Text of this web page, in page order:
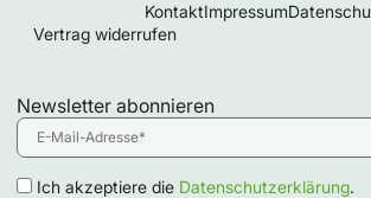
KontaktImpressum
Vertrag widerrufen
Newsletter abonnieren
Ich akzeptiere die Datenschutzerklärung.